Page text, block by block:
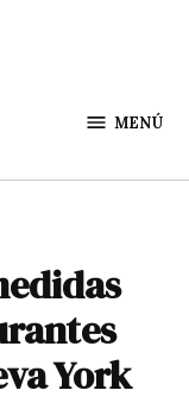
MENÚ
York